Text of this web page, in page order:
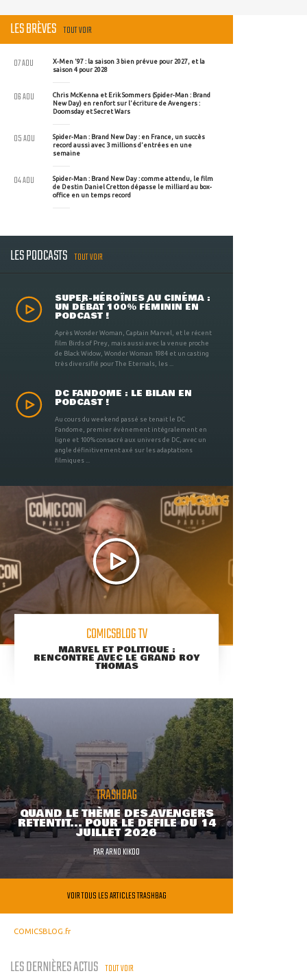
LES BRÈVES TOUT VOIR
X-Men '97 : la saison 3 bien prévue pour 2027, et la
saison 4 pour 2028
07 AOU
Chris McKenna et Erik Sommers (Spider-Man : Brand
New Day) en renfort sur l'écriture de Avengers :
Doomsday et Secret Wars
06 AOU
Spider-Man : Brand New Day : en France, un succès
record aussi avec 3 millions d'entrées en une
semaine
05 AOU
Spider-Man : Brand New Day : comme attendu, le film
de Destin Daniel Cretton dépasse le milliard au box-
office en un temps record
04 AOU
LES PODCASTS TOUT VOIR
SUPER-HÉROÏNES AU CINÉMA :
UN DÉBAT 100% FÉMININ EN
PODCAST !
Après Wonder Woman, Captain Marvel, et le récent
film Birds of Prey, mais aussi avec la venue proche
de Black Widow, Wonder Woman 1984 et un casting
très diversifié pour The Eternals, les ...
DC FANDOME : LE BILAN EN
PODCAST !
Au cours du weekend passé se tenait le DC
Fandome, premier évènement intégralement en
ligne et 100% consacré aux univers de DC, avec un
angle définitivement axé sur les adaptations
filmiques ...
COMICSBLOG TV
MARVEL ET POLITIQUE :
RENCONTRE AVEC LE GRAND ROY
THOMAS
TRASHBAG
QUAND LE THÈME DES AVENGERS
RETENTIT... POUR LE DÉFILÉ DU 14
JUILLET 2026
PARARNO KIKOO
VOIR TOUS LES ARTICLES TRASHBAG
COMICSBLOG.fr
LES DERNIÈRES ACTUS TOUT VOIR